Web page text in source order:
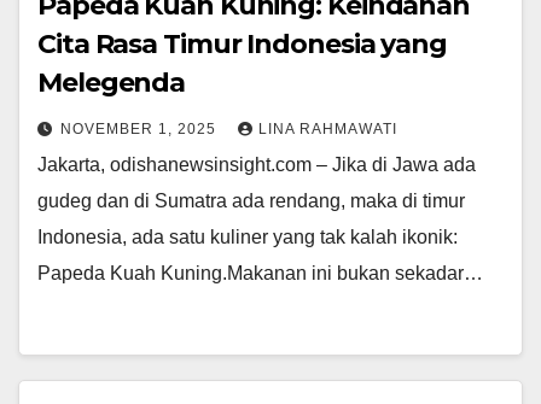
Cita Rasa Timur Indonesia yang
Melegenda
NOVEMBER 1, 2025 LINA RAHMAWATI
Jakarta, odishanewsinsight.com – Jika di Jawa ada
gudeg dan di Sumatra ada rendang, maka di timur
Indonesia, ada satu kuliner yang tak kalah ikonik:
Papeda Kuah Kuning.Makanan ini bukan sekadar…